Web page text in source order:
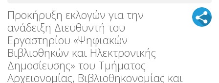
Προκήρυξη εκλογών για την
ανάδειξη Διευθυντή του
Εργαστηρίου «Ψηφιακών
Βιβλιοθηκών και Ηλεκτρονικής
Δημοσίευσης» του Τμήματος
Αρχειονομίας, Βιβλιοθηκονομίας και